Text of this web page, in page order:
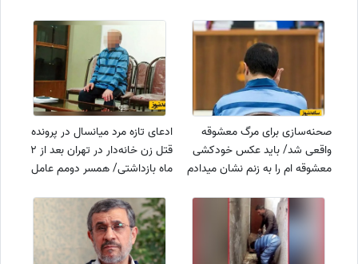
صحنه‌سازی برای مرگ معشوقه
واقعی شد/ باید عکس خودکشی
معشوقه ام را به زنم نشان میدادم
چهارپایه رفت و طناب به گردن
انداخت ...
ادعای تازه مرد میانسال در پرونده
قتل زن خانه‌دار در تهران بعد از 2
ماه بازداشتی/ همسر دومم عامل